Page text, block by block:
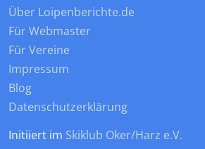
Über Loipenberichte.de
Für Webmaster
Für Vereine
Impressum
Blog
Datenschutzerklärung
Initiiert im Skiklub Oker/Harz e.V.